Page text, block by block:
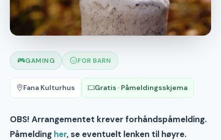
GAMING FOR BARN
Fana Kulturhus Gratis · Påmeldingsskjema
OBS! Arrangementet krever forhåndspåmelding.
Påmelding her, se eventuelt lenken til høyre.